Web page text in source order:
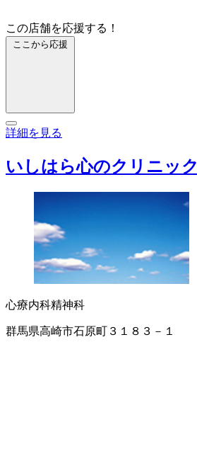
この店舗を応援する！
ここから応援
詳細を見る
いしはら心のクリニック
心療内科精神科
群馬県高崎市石原町３１８３－１